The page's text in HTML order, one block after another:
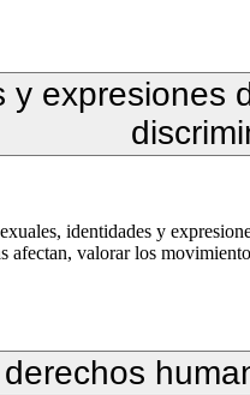
identidades y
valorar los